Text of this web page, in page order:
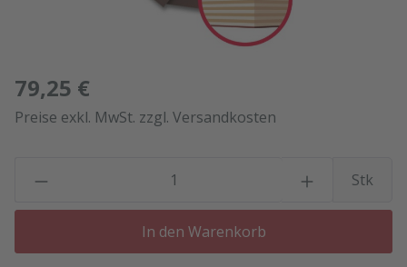
79,25 €
Preise exkl. MwSt. zzgl. Versandkosten
Stk
In den Warenkorb